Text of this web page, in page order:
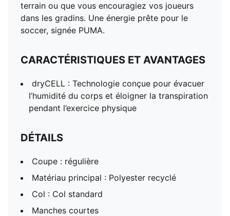
terrain ou que vous encouragiez vos joueurs
dans les gradins. Une énergie prête pour le
soccer, signée PUMA.
CARACTÉRISTIQUES ET AVANTAGES
dryCELL : Technologie conçue pour évacuer
l’humidité du corps et éloigner la transpiration
pendant l’exercice physique
DÉTAILS
Coupe : régulière
Matériau principal : Polyester recyclé
Col : Col standard
Manches courtes